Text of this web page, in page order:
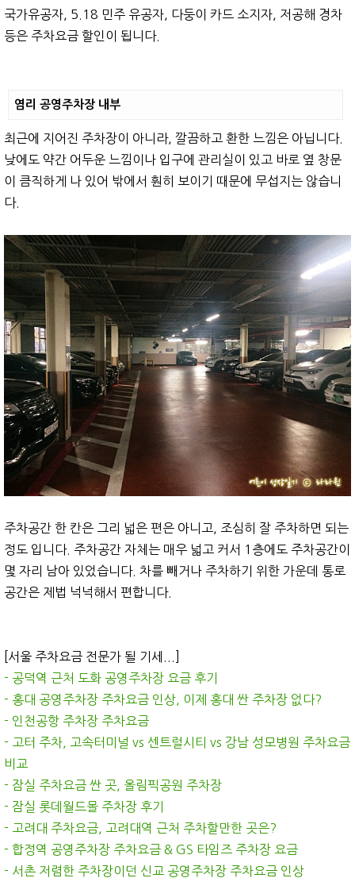
국가유공자, 5.18 민주 유공자, 다둥이 카드 소지자, 저공해 경차
등은 주차요금 할인이 됩니다.
염리 공영주차장 내부
최근에 지어진 주차장이 아니라, 깔끔하고 환한 느낌은 아닙니다.
낮에도 약간 어두운 느낌이나 입구에 관리실이 있고 바로 옆 창문
이 큼직하게 나 있어 밖에서 훤히 보이기 때문에 무섭지는 않습니
다.
주차공간 한 칸은 그리 넓은 편은 아니고, 조심히 잘 주차하면 되는
정도 입니다. 주차공간 자체는 매우 넓고 커서 1층에도 주차공간이
몇 자리 남아 있었습니다. 차를 빼거나 주차하기 위한 가운데 통로
공간은 제법 넉넉해서 편합니다.
[서울 주차요금 전문가 될 기세...]
- 공덕역 근처 도화 공영주차장 요금 후기
- 홍대 공영주차장 주차요금 인상, 이제 홍대 싼 주차장 없다?
- 인천공항 주차장 주차요금
- 고터 주차, 고속터미널 vs 센트럴시티 vs 강남 성모병원 주차요금
비교
- 잠실 주차요금 싼 곳, 올림픽공원 주차장
- 잠실 롯데월드몰 주차장 후기
- 고려대 주차요금, 고려대역 근처 주차할만한 곳은?
- 합정역 공영주차장 주차요금 & GS 타임즈 주차장 요금
- 서촌 저렴한 주차장이던 신교 공영주차장 주차요금 인상